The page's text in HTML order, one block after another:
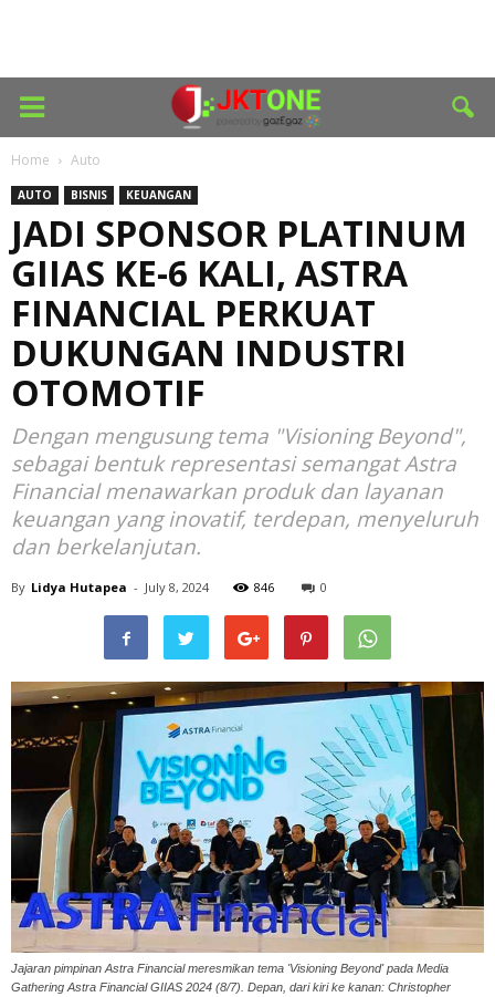
Home Auto
AUTO BISNIS KEUANGAN
JADI SPONSOR PLATINUM
GIIAS KE-6 KALI, ASTRA
FINANCIAL PERKUAT
DUKUNGAN INDUSTRI
OTOMOTIF
Dengan mengusung tema "Visioning Beyond",
sebagai bentuk representasi semangat Astra
Financial menawarkan produk dan layanan
keuangan yang inovatif, terdepan, menyeluruh
dan berkelanjutan.
By Lidya Hutapea - July 8, 2024 846 0
Jajaran pimpinan Astra Financial meresmikan tema 'Visioning Beyond' pada Media
Gathering Astra Financial GIIAS 2024 (8/7). Depan, dari kiri ke kanan: Christopher